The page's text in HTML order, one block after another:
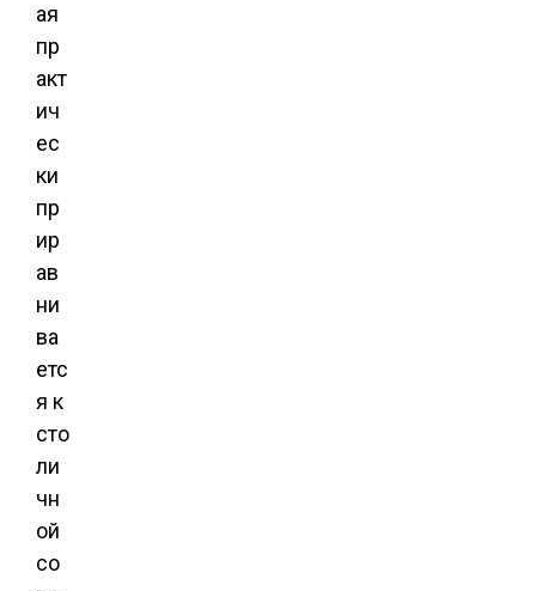
ая
пр
акт
ич
ес
ки
пр
ир
ав
ни
ва
етс
я к
сто
ли
чн
ой
со